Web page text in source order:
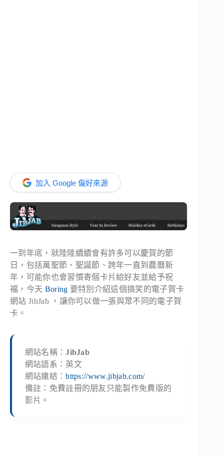
加入 Google 偏好來源
一到年底，就陸陸續續會有許多可以慶賀的節
日，包括萬聖節、聖誕節、跨年一直到農曆新
年，可能你也會習慣寄個卡片給好友並給予祝
福，今天 Boring 要特別介紹這個搞笑的電子賀卡
網站 JibJab ，讓你可以做一張與眾不同的電子賀
卡。
網站名稱：JibJab
網站語系：英文
網站連結：https://www.jibjab.com/
備註：免費註冊的朋友只能製作免費版的
影片。